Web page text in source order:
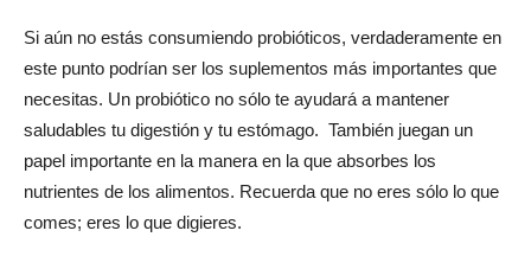
Si aún no estás consumiendo probióticos, verdaderamente en
este punto podrían ser los suplementos más importantes que
necesitas. Un probiótico no sólo te ayudará a mantener
saludables tu digestión y tu estómago. También juegan un
papel importante en la manera en la que absorbes los
nutrientes de los alimentos. Recuerda que no eres sólo lo que
comes; eres lo que digieres.